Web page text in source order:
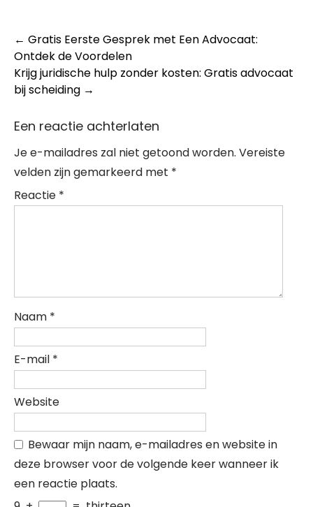
Post
navigation
← Gratis Eerste Gesprek met Een Advocaat:
Ontdek de Voordelen
Krijg juridische hulp zonder kosten: Gratis advocaat
bij scheiding →
Een reactie achterlaten
Je e-mailadres zal niet getoond worden. Vereiste
velden zijn gemarkeerd met *
Reactie *
Naam *
E-mail *
Website
Bewaar mijn naam, e-mailadres en website in
deze browser voor de volgende keer wanneer ik
een reactie plaats.